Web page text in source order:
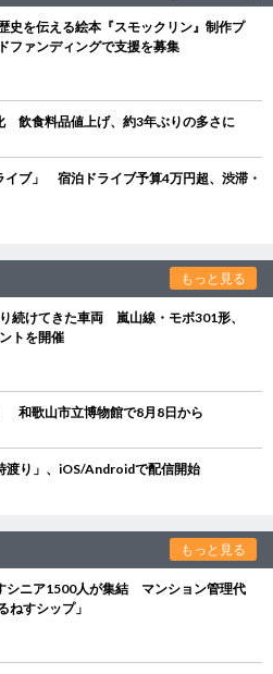
史を伝える絵本『スモックリン』制作プ
ファンディングで支援を募集
飲食料品値上げ、約3年ぶりの多さに
イブ」 宿泊ドライブ予算4万円超、渋滞・
もっと見る
続けてきた車両 嵐山線・モボ301形、
トを開催
和歌山市立博物館で8月8日から
り」、iOS/Androidで配信開始
もっと見る
シニア1500人が集結 マンション管理代
ねすシップ」